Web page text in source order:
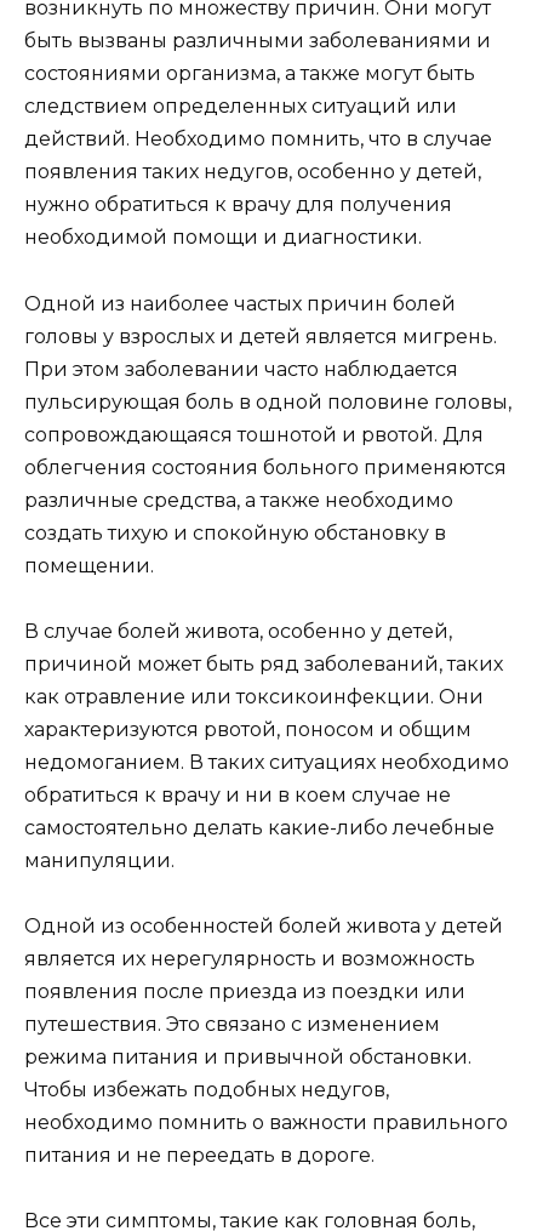
возникнуть по множеству причин. Они могут
быть вызваны различными заболеваниями и
состояниями организма, а также могут быть
следствием определенных ситуаций или
действий. Необходимо помнить, что в случае
появления таких недугов, особенно у детей,
нужно обратиться к врачу для получения
необходимой помощи и диагностики.
Одной из наиболее частых причин болей
головы у взрослых и детей является мигрень.
При этом заболевании часто наблюдается
пульсирующая боль в одной половине головы,
сопровождающаяся тошнотой и рвотой. Для
облегчения состояния больного применяются
различные средства, а также необходимо
создать тихую и спокойную обстановку в
помещении.
В случае болей живота, особенно у детей,
причиной может быть ряд заболеваний, таких
как отравление или токсикоинфекции. Они
характеризуются рвотой, поносом и общим
недомоганием. В таких ситуациях необходимо
обратиться к врачу и ни в коем случае не
самостоятельно делать какие-либо лечебные
манипуляции.
Одной из особенностей болей живота у детей
является их нерегулярность и возможность
появления после приезда из поездки или
путешествия. Это связано с изменением
режима питания и привычной обстановки.
Чтобы избежать подобных недугов,
необходимо помнить о важности правильного
питания и не переедать в дороге.
Все эти симптомы, такие как головная боль,